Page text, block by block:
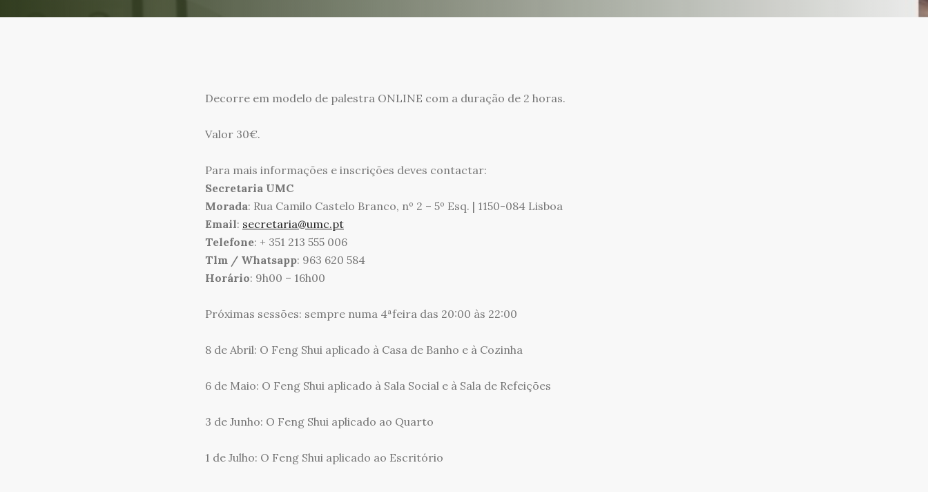
Decorre em modelo de palestra ONLINE com a duração de 2 horas.
Valor 30€.
Para mais informações e inscrições deves contactar:
Secretaria UMC
Morada: Rua Camilo Castelo Branco, nº 2 – 5º Esq. | 1150-084 Lisboa
Email: secretaria@umc.pt
Telefone: + 351 213 555 006
Tlm / Whatsapp: 963 620 584
Horário: 9h00 – 16h00
Próximas sessões: sempre numa 4ªfeira das 20:00 às 22:00
8 de Abril: O Feng Shui aplicado à Casa de Banho e à Cozinha
6 de Maio: O Feng Shui aplicado à Sala Social e à Sala de Refeições
3 de Junho: O Feng Shui aplicado ao Quarto
1 de Julho: O Feng Shui aplicado ao Escritório